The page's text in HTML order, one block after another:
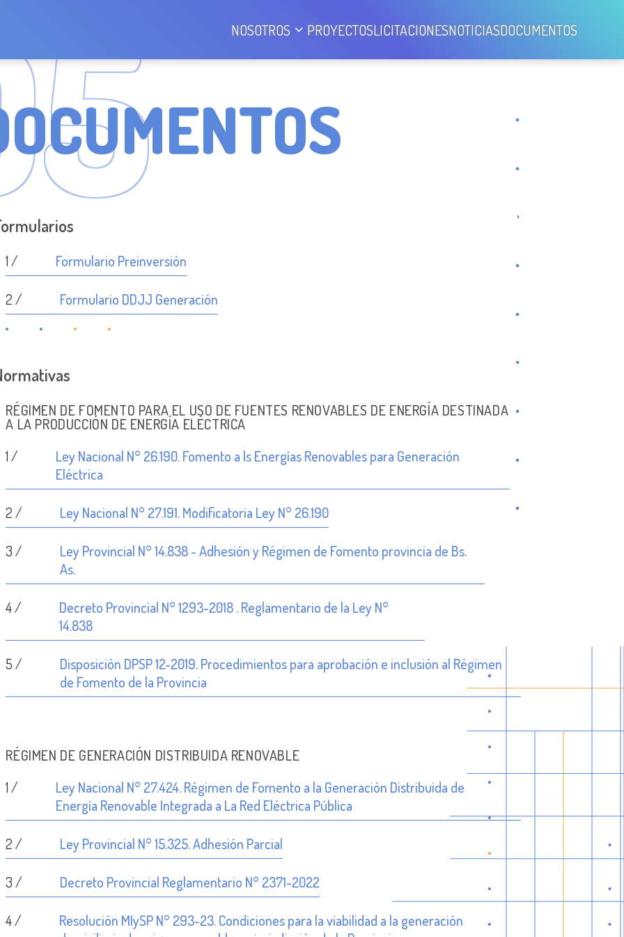
NOSOTROS PROYECTOSLICITACIONESNOTICIASDOCUMENTOS
5
1 / Formulario Preinversión
2 / Formulario DDJJ Generación
RÉGIMEN DE FOMENTO PARA EL USO DE FUENTES RENOVABLES DE ENERGÍA DESTINADA
A LA PRODUCCIÓN DE ENERGÍA ELÉCTRICA
1 /
Ley Nacional N° 26.190. Fomento a ls Energías Renovables para Generación
Eléctrica
2 / Ley Nacional N° 27.191. Modificatoria Ley N° 26.190
3 /
Ley Provincial N° 14.838 - Adhesión y Régimen de Fomento provincia de Bs.
As.
4 /
Decreto Provincial N° 1293-2018 . Reglamentario de la Ley N°
14.838
5 /
Disposición DPSP 12-2019. Procedimientos para aprobación e inclusión al Régimen
de Fomento de la Provincia
RÉGIMEN DE GENERACIÓN DISTRIBUIDA RENOVABLE
1 /
Ley Nacional N° 27.424. Régimen de Fomento a la Generación Distribuida de
Energía Renovable Integrada a La Red Eléctrica Pública
2 / Ley Provincial N° 15.325. Adhesión Parcial
3 / Decreto Provincial Reglamentario N° 2371-2022
4 /
Resolución MIySP N° 293-23. Condiciones para la viabilidad a la generación